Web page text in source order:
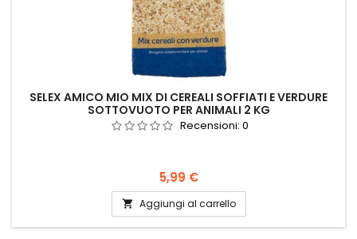
SELEX AMICO MIO MIX DI CEREALI SOFFIATI E VERDURE
SOTTOVUOTO PER ANIMALI 2 KG
Recensioni: 0
Prezzo
5,99 €
 Aggiungi al carrello